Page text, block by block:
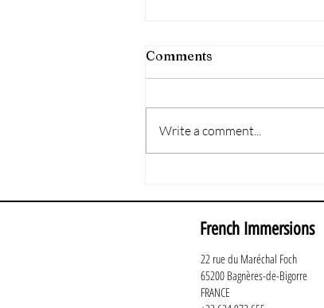
Language Learning
Comments
Write a comment...
French Immersions
22 rue du Maréchal Foch
65200 Bagnères-de-Bigorre
FRANCE